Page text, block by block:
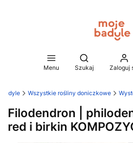
Menu
Otwórz
Szukaj Zaloguj
Wszystkie rośliny doniczkowe
Filodendron |
red i birkin